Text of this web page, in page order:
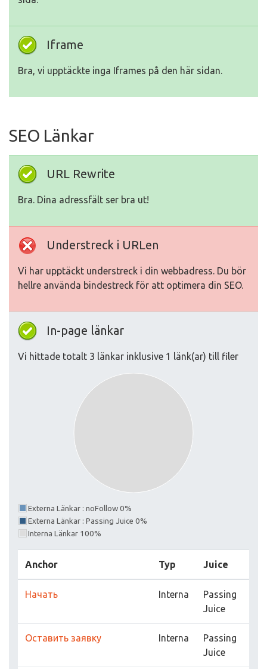
Iframe
Bra, vi upptäckte inga Iframes på den här sidan.
SEO Länkar
URL Rewrite
Bra. Dina adressfält ser bra ut!
Understreck i URLen
Vi har upptäckt understreck i din webbadress. Du bör
hellre använda bindestreck för att optimera din SEO.
In-page länkar
Vi hittade totalt 3 länkar inklusive 1 länk(ar) till filer
Externa Länkar : noFollow 0%
Externa Länkar : Passing Juice 0%
Interna Länkar 100%
Anchor Typ Juice
Начать Interna
Passing
Juice
Оставить заявку Interna
Passing
Juice